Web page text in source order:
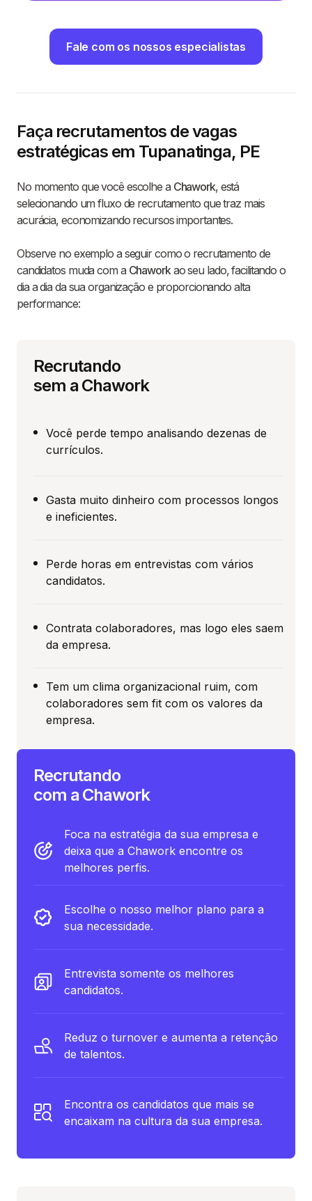
Fale com os nossos especialistas
Faça recrutamentos de vagas
estratégicas em Tupanatinga, PE
No momento que você escolhe a Chawork, está
selecionando um fluxo de recrutamento que traz mais
acurácia, economizando recursos importantes.
Observe no exemplo a seguir como o recrutamento de
candidatos muda com a Chaworkao seu lado, facilitando o
dia a dia da sua organização e proporcionando alta
performance:
Recrutando
sem a Chawork
Você perde tempo analisando dezenas de
currículos.
Gasta muito dinheiro com processos longos
e ineficientes.
Perde horas em entrevistas com vários
candidatos.
Contrata colaboradores, mas logo eles saem
da empresa.
Tem um clima organizacional ruim, com
colaboradores sem fit com os valores da
empresa.
Recrutando
com a Chawork
Foca na estratégia da sua empresa e
deixa que a Chawork encontre os
melhores perfis.
Escolhe o nosso melhor plano para a
sua necessidade.
Entrevista somente os melhores
candidatos.
Reduz o turnover e aumenta a retenção
de talentos.
Encontra os candidatos que mais se
encaixam na cultura da sua empresa.